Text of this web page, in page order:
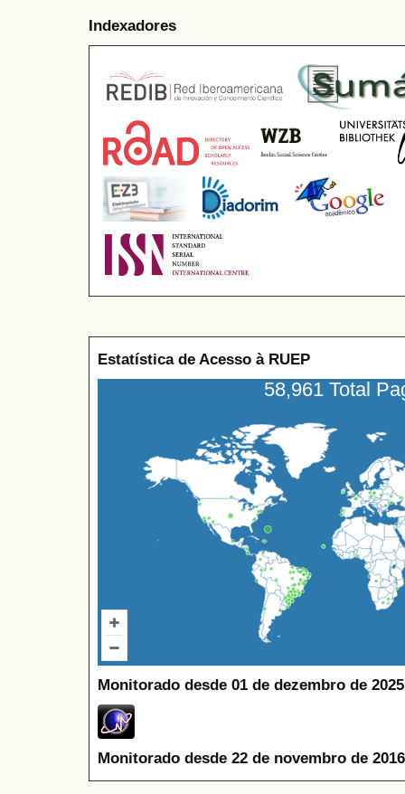
Indexadores
Estatística de Acesso à RUEP
58,961 Total
Monitorado desde 01 de dezembro de
Monitorado desde 22 de novembro de